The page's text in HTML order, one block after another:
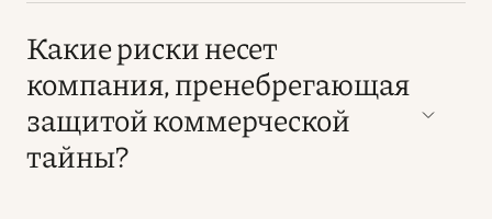
Какие риски несет
компания, пренебрегающая
защитой коммерческой
тайны?